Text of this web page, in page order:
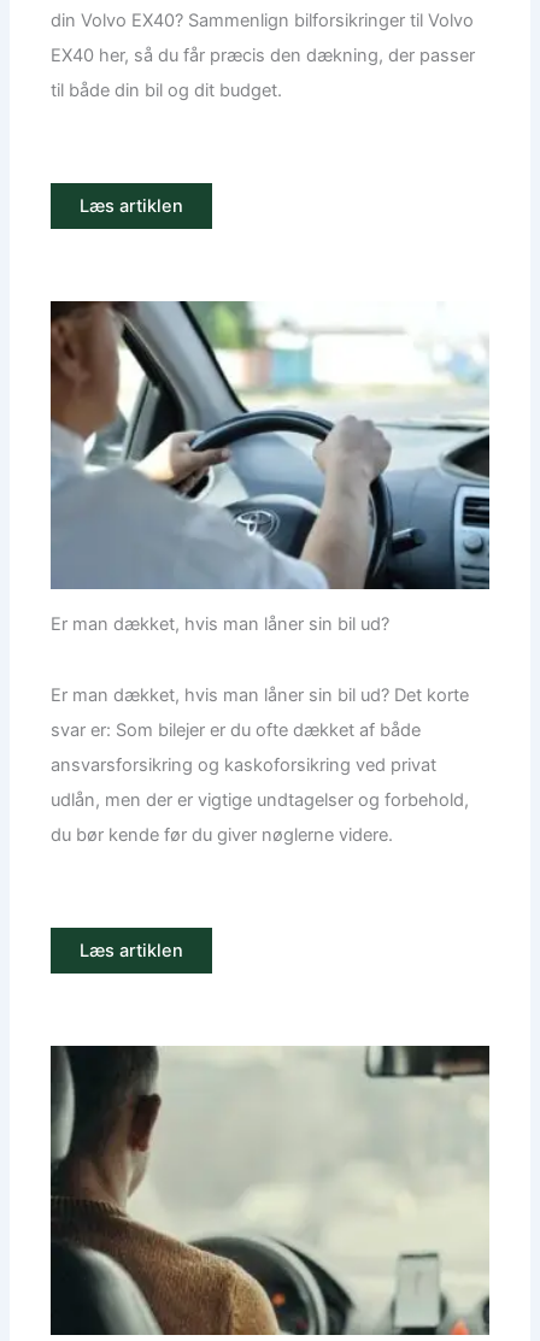
din Volvo EX40? Sammenlign bilforsikringer til Volvo
EX40 her, så du får præcis den dækning, der passer
til både din bil og dit budget.
Læs artiklen
Er man dækket, hvis man låner sin bil ud?
Er man dækket, hvis man låner sin bil ud? Det korte
svar er: Som bilejer er du ofte dækket af både
ansvarsforsikring og kaskoforsikring ved privat
udlån, men der er vigtige undtagelser og forbehold,
du bør kende før du giver nøglerne videre.
Læs artiklen